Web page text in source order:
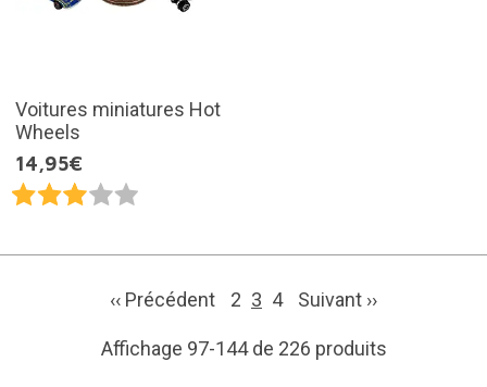
Voitures miniatures Hot
Wheels
14,95€
‹‹ Précédent 2 3 4 Suivant ››
Affichage 97-144 de 226 produits